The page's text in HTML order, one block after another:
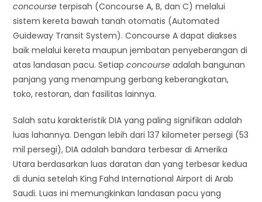
concourse terpisah (Concourse A, B, dan C) melalui
sistem kereta bawah tanah otomatis (Automated
Guideway Transit System). Concourse A dapat diakses
baik melalui kereta maupun jembatan penyeberangan di
atas landasan pacu. Setiapconcourse adalah bangunan
panjang yang menampung gerbang keberangkatan,
toko, restoran, dan fasilitas lainnya.
Salah satu karakteristik DIA yang paling signifikan adalah
luas lahannya. Dengan lebih dari 137 kilometer persegi (53
mil persegi), DIA adalah bandara terbesar di Amerika
Utara berdasarkan luas daratan dan yang terbesar kedua
di dunia setelah King Fahd International Airport di Arab
Saudi. Luas ini memungkinkan landasan pacu yang